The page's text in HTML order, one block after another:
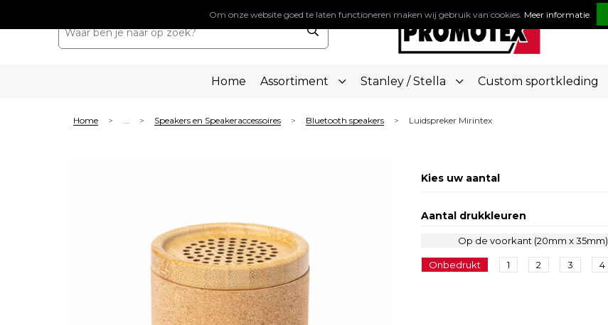
Home Assortiment Stanley / Stella Custom sportkleding
Home > ... > Speakers en Speakeraccessoires > Bluetooth speakers > Luidspreker Mirintex
Kies uw aantal
Aantal drukkleuren
Op de voorkant (20mm x 35mm)
Onbedrukt 1 2 3 4
Om onze website goed te laten functioneren maken wij gebruik van cookies. Meer informatie.